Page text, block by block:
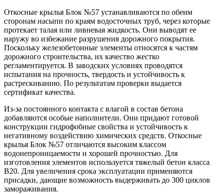
Откосные крылья Блок №57 устанавливаются по обеим
сторонам насыпи по краям водосточных труб, через которые
протекает талая или ливневая жидкость. Они выводят ее
наружу во избежание разрушения дорожного покрытия.
Поскольку железобетонные элементы относятся к частям
дорожного строительства, их качество жестко
регламентируется. В заводских условиях проводятся
испытания на прочность, твердость и устойчивость к
растрескиванию. По результатам проверки выдается
сертификат качества.
Из-за постоянного контакта с влагой в состав бетона
добавляются особые наполнители. Они придают готовой
конструкции гидрофобные свойства и устойчивость к
негативному воздействию химических средств. Откосные
крылья Блок №57 отличаются высоким классом
водонепроницаемости и хорошей прочностью. Для
изготовления элементов используется тяжелый бетон класса
В20. Для увеличения срока эксплуатации применяются
присадки, дающие возможность выдерживать до 300 циклов
замораживания.